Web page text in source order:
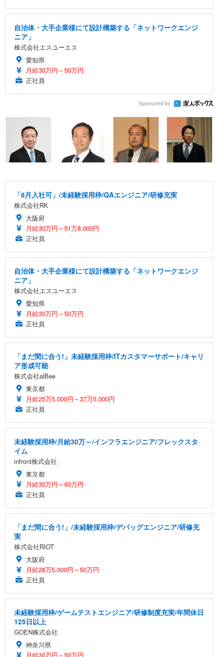
自治体・大手企業様にて設計構築する「ネットワークエンジ
ニア」
株式会社エスユーエス
愛知県
月給30万円～50万円
正社員
Sponsored by
「8月入社可」/未経験採用枠/QAエンジニア/研修充実
株式会社RK
大阪府
月給30万円～51万8,000円
正社員
自治体・大手企業様にて設計構築する「ネットワークエンジ
ニア」
株式会社エスユーエス
愛知県
月給30万円～50万円
正社員
「まだ間に合う!」未経験採用枠/ITカスタマーサポート/キャリ
ア形成可能
株式会社alBee
東京都
月給25万5,000円～37万5,000円
正社員
未経験採用枠/月給30万～/インフラエンジニア/フレックスタ
イム
infront株式会社
東京都
月給30万円～60万円
正社員
「まだ間に合う!」/未経験採用枠/デバッグエンジニア/研修充
実
株式会社RIOT
大阪府
月給28万5,000円～50万円
正社員
未経験採用枠/ゲームテストエンジニア/研修制度充実/年間休日
125日以上
GOEN株式会社
神奈川県
月給30万円～50万円